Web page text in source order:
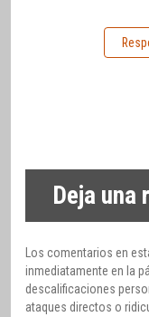
Deja una
Los comentarios en
inmediatamente en la
descalificaciones
ataques directos o